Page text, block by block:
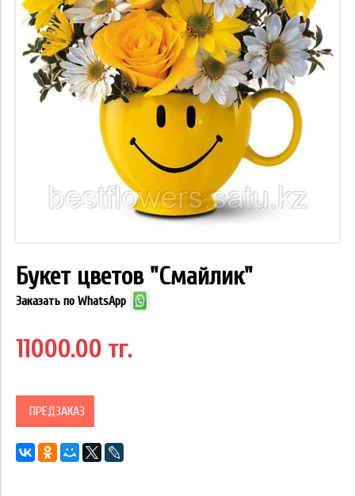
Букет цветов "Смайлик"
Заказать по WhatsApp
11000.00 тг.
ПРЕДЗАКАЗ